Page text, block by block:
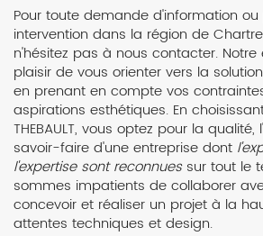
Pour toute demande d'information
intervention dans la région de
n'hésitez pas à nous contacter.
plaisir de vous orienter vers la
en prenant en compte vos
aspirations esthétiques. En choisissant
THEBAULT, vous optez pour la
savoir-faire d'une entreprise dont
l'expertise sont reconnuessur tout le
sommes impatients de collaborer
concevoir et réaliser un projet à la
attentes techniques et design.